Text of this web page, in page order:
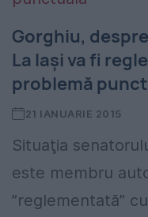
Gorghiu,
La Iaşi va fi
problemă
21 IANUARIE 2015
Situaţia
este membru
”reglementată”